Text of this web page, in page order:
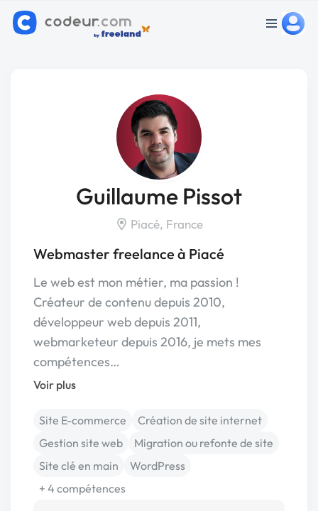
Guillaume Pissot
Piacé, France
Webmaster freelance à Piacé
Le web est mon métier, ma passion !
Créateur de contenu depuis 2010,
développeur web depuis 2011,
webmarketeur depuis 2016, je mets mes
compétences…
Voir plus
Site E-commerce
Création de site internet
Gestion site web
Migration ou refonte de site
Site clé en main
WordPress
+ 4 compétences